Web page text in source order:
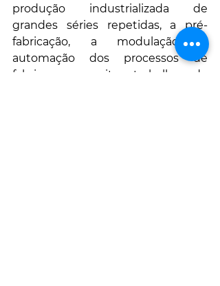
produção industrializada de
grandes séries repetidas, a pré-
fabricação, a modulação, a
automação dos processos de
fabrico, e muito trabalho de